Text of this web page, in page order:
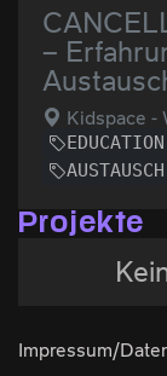
–
Kidspace -
EDUCATION
AUSTAUSCH
Projekte
Impressum/